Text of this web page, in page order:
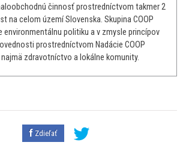
činnosť prostredníctvom takmer 2
na celom území Slovenska. Skupina COOP
environmentálnu politiku a v zmysle princípov
prostredníctvom Nadácie COOP
zdravotníctvo a lokálne komunity.
Zdieľať